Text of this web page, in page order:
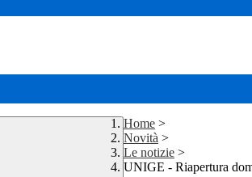
Home >
Novità >
Le notizie >
UNIGE - Riapertura